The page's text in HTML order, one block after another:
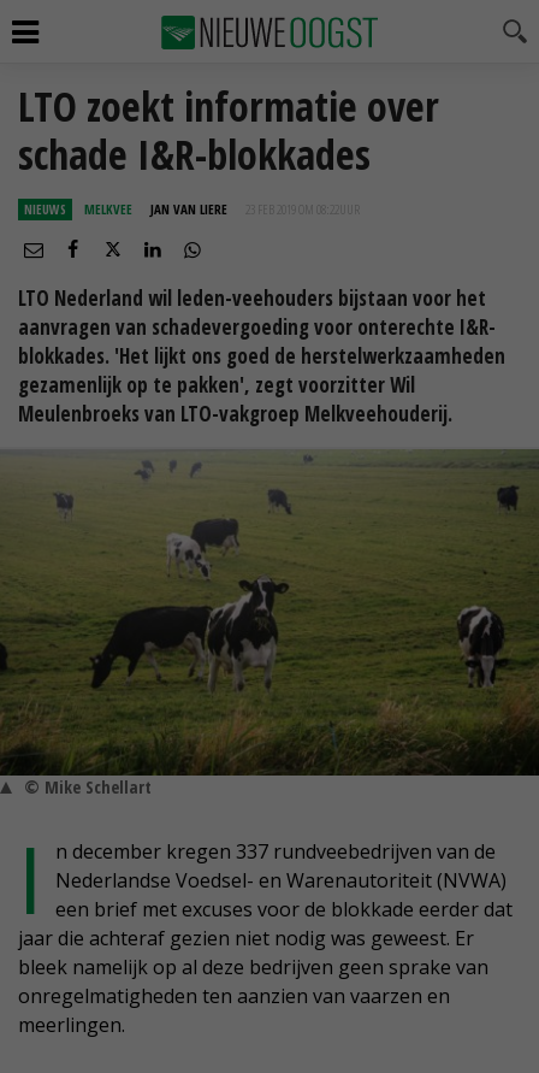
LTO zoekt informatie over
schade I&R-blokkades
NIEUWS MELKVEE JAN VAN LIERE 23 FEB 2019 OM 08:22
LTO Nederland wil leden-veehouders bijstaan voor het
aanvragen van schadevergoeding voor onterechte I&R-
blokkades. 'Het lijkt ons goed de herstelwerkzaamheden
gezamenlijk op te pakken', zegt voorzitter Wil
Meulenbroeks van LTO-vakgroep Melkveehouderij.
© Mike Schellart
I
n december kregen 337 rundveebedrijven van de
Nederlandse Voedsel- en Warenautoriteit (NVWA)
een brief met excuses voor de blokkade eerder dat
jaar die achteraf gezien niet nodig was geweest. Er
bleek namelijk op al deze bedrijven geen sprake van
onregelmatigheden ten aanzien van vaarzen en
meerlingen.